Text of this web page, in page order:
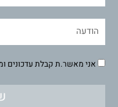
אני מאשר.ת קבלת עדכונים